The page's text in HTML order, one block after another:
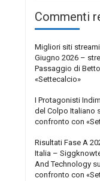
Commenti
Migliori siti
Giugno 2026 –
Passaggio di
«Settecalcio»
I Protagonisti
del Colpo Italiano
confronto con
Risultati Fase A
Italia –
And Technology su
confronto con